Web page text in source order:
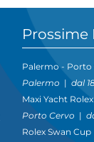
Prossime
Palermo - Porto
Palermo |dal
Maxi Yacht
Porto Cervo |
Rolex Swan Cup